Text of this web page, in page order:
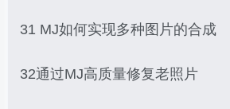
31 MJ如何实现多种图片的合成
32通过MJ高质量修复老照片